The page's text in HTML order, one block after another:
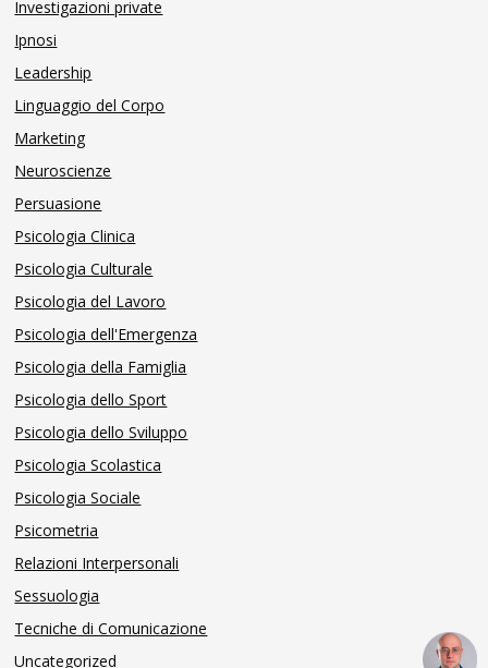
Investigazioni private
Ipnosi
Leadership
Linguaggio del Corpo
Marketing
Neuroscienze
Persuasione
Psicologia Clinica
Psicologia Culturale
Psicologia del Lavoro
Psicologia dell'Emergenza
Psicologia della Famiglia
Psicologia dello Sport
Psicologia dello Sviluppo
Psicologia Scolastica
Psicologia Sociale
Psicometria
Relazioni Interpersonali
Sessuologia
Tecniche di Comunicazione
Uncategorized